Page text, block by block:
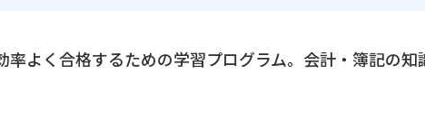
率よく合格するための学習プログラム。会計・簿記の知